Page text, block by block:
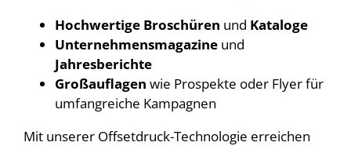
Hochwertige Broschüren und Kataloge
Unternehmensmagazineund
Jahresberichte
Großauflagen wie Prospekte oder Flyer für
umfangreiche Kampagnen
Mit unserer Offsetdruck-Technologie erreichen